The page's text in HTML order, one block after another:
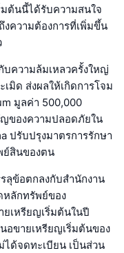
มต้นนี้ได้รับความสนใจ
งความต้องการที่เพิ่มขึ้น
บความล้มเหลวครั้งใหญ่
มิด ส่งผลให้เกิดการโจม
มูลค่า 500,000
ของความปลอดภัยใน
ปรับปรุงมาตรการรักษา
ย์สินของตน
ลุข้อตกลงกับสำนักงาน
ลักทรัพย์ของ
ยเหรียญเริ่มต้นในปี
อขายเหรียญเริ่มต้นของ
ได้จดทะเบียน เป็นส่วน